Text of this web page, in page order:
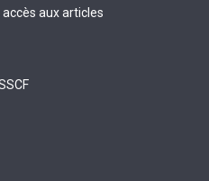
aux articles